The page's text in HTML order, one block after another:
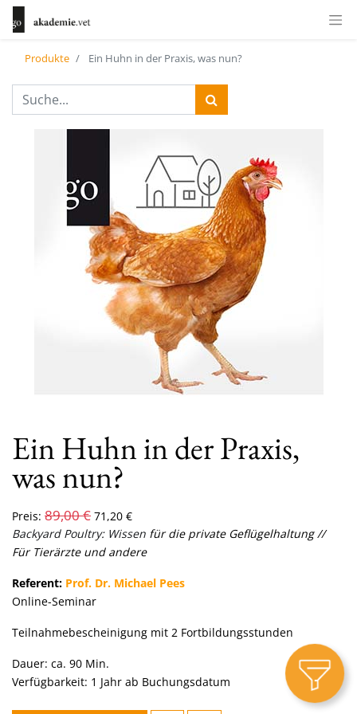
Produkte Ein Huhn in der Praxis, was nun?
Ein Huhn in der Praxis,
was nun?
Preis: 89,00€ 71,20 €
Backyard Poultry: Wissen für die private Geflügelhaltung//
Für Tierärzte und andere
Referent: Prof. Dr. Michael Pees
Online-Seminar
Teilnahmebescheinigung mit 2 Fortbildungsstunden
Dauer: ca. 90 Min.
Verfügbarkeit: 1 Jahr ab Buchungsdatum